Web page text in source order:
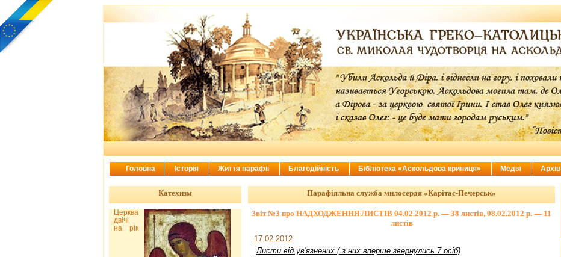
Парафіяльна служба милосердя «Карітас-Печерськ»
Звіт №3 про НАДХОДЖЕННЯ ЛИСТІВ 04.02.2012 р. — 38 листів, 08.02.2012 р. — 11
листів
17.02.2012
Листи від ув'язнених ( з них вперше звернулись 7осіб)
Катехизм
Церква
двічі
на рік
Головна Історія Життя парафії Благодійність Бібліотека «Аскольдова криниця» Медія Архів